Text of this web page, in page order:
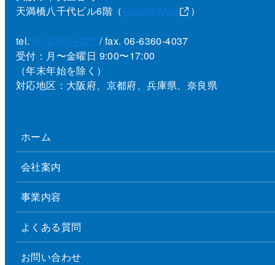
天満橋八千代ビル6階（Google Map ）
tel. 06-6360-4027 / fax. 06-6360-4037
受付：月〜金曜日 9:00〜17:00
（年末年始を除く）
対応地区：大阪府、京都府、兵庫県、奈良県
ホーム
会社案内
事業内容
よくある質問
お問い合わせ